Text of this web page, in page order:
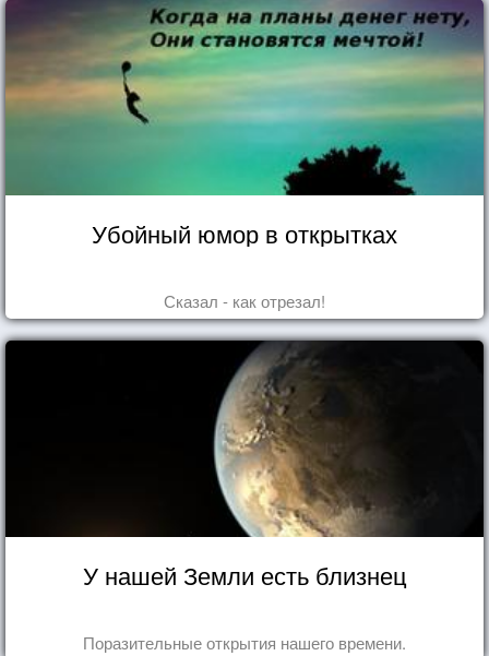
Убойный юмор в открытках
Сказал - как отрезал!
У нашей Земли есть близнец
Поразительные открытия нашего времени.